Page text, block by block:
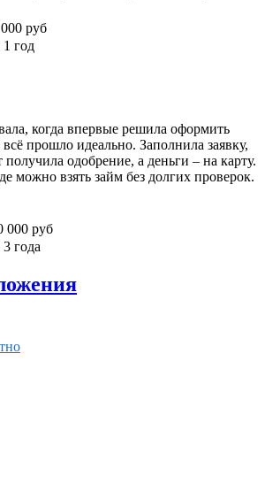
руб
год
когда впервые решила оформить
прошло идеально. Заполнила заявку,
получила одобрение, а деньги – на карту.
можно взять займ без долгих проверок.
000 руб
года